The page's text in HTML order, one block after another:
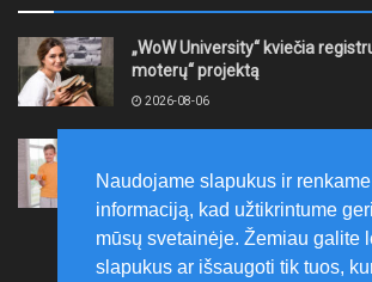
„WoW University“ kviečia
moterų“ projektą
2026-08-06
neformaliojo mokinių sportinio
2026-08-06
Naudojame slapukus ir
informaciją, kad užtikrintume
mūsų svetainėje. Žemiau galite
slapukus ar išsaugoti tik tuos,